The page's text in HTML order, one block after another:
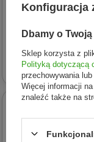
VITIS
130,56 zł
Konfiguracja
Dbamy o
Sklep korzysta z
Polityką dotyczącą
przechowywania
Więcej informacji
znaleźć także na